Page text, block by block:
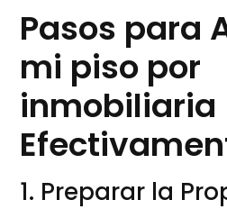
Pasos para
mi piso por
inmobiliaria
1. Preparar la